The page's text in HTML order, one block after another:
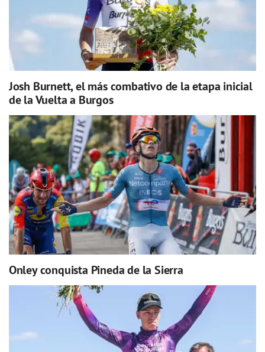
Josh Burnett, el más combativo de la etapa inicial
de la Vuelta a Burgos
Onley conquista Pineda de la Sierra